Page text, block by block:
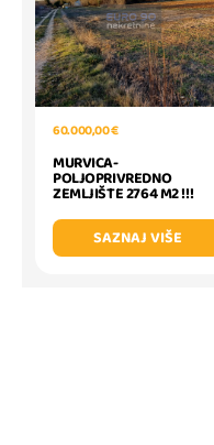
60.000,00 €
MURVICA-
POLJOPRIVREDNO
ZEMLJIŠTE 2764 M2 !!!
SAZNAJ VIŠE